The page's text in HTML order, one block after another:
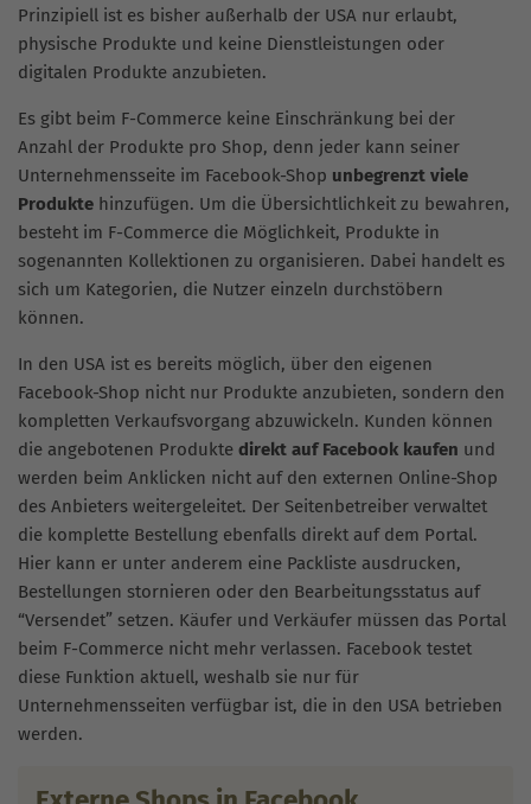
Prinzipiell ist es bisher außerhalb der USA nur erlaubt,
physische Produkte und keine Dienstleistungen oder
digitalen Produkte anzubieten.
Es gibt beim F-Commerce keine Einschränkung bei der
Anzahl der Produkte pro Shop, denn jeder kann seiner
Unternehmensseite im Facebook-Shop unbegrenzt viele
Produkte hinzufügen. Um die Übersichtlichkeit zu bewahren,
besteht im F-Commerce die Möglichkeit, Produkte in
sogenannten Kollektionen zu organisieren. Dabei handelt es
sich um Kategorien, die Nutzer einzeln durchstöbern
können.
In den USA ist es bereits möglich, über den eigenen
Facebook-Shop nicht nur Produkte anzubieten, sondern den
kompletten Verkaufsvorgang abzuwickeln. Kunden können
die angebotenen Produkte direkt auf Facebook kaufen und
werden beim Anklicken nicht auf den externen Online-Shop
des Anbieters weitergeleitet. Der Seitenbetreiber verwaltet
die komplette Bestellung ebenfalls direkt auf dem Portal.
Hier kann er unter anderem eine Packliste ausdrucken,
Bestellungen stornieren oder den Bearbeitungsstatus auf
“Versendet” setzen. Käufer und Verkäufer müssen das Portal
beim F-Commerce nicht mehr verlassen. Facebook testet
diese Funktion aktuell, weshalb sie nur für
Unternehmensseiten verfügbar ist, die in den USA betrieben
werden.